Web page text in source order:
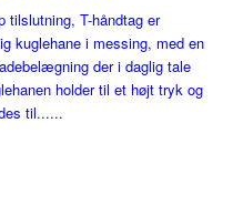
tilslutning, T-håndtag er
kuglehane i messing, med en
der i daglig tale
holder til et højt tryk og
til......